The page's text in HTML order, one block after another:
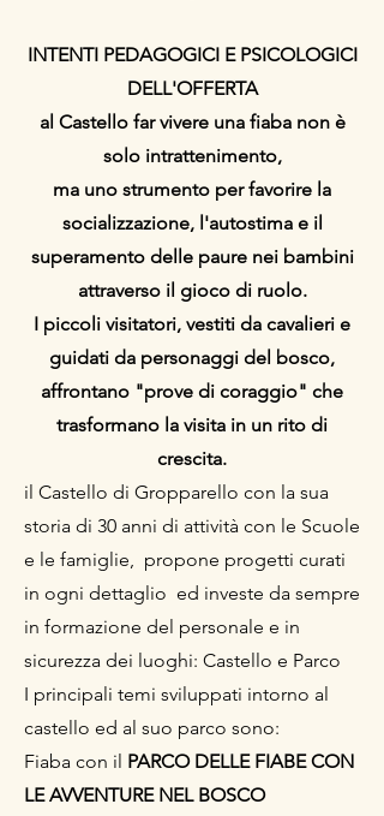
INTENTI PEDAGOGICI E PSICOLOGICI
DELL'OFFERTA
al Castello far vivere una fiaba non è
solo intrattenimento,
ma uno strumento per favorire la
socializzazione, l'autostima e il
superamento delle paure nei bambini
attraverso il gioco di ruolo.
I piccoli visitatori, vestiti da cavalieri e
guidati da personaggi del bosco,
affrontano "prove di coraggio" che
trasformano la visita in un rito di
crescita.
il Castello di Gropparello con la sua
storia di 30 anni di attività con le Scuole
e le famiglie, propone progetti curati
in ogni dettaglio ed investe da sempre
in formazione del personale e in
sicurezza dei luoghi: Castello e Parco
I principali temi sviluppati intorno al
castello ed al suo parco sono:
Fiaba con il PARCO DELLE FIABE CON
LE AVVENTURE NEL BOSCO